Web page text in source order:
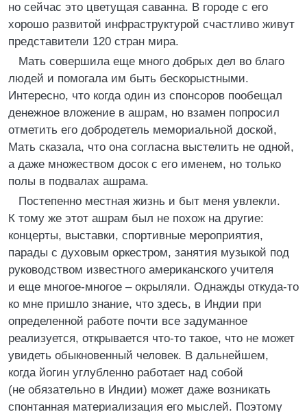
но сейчас это цветущая саванна. В городе с его
хорошо развитой инфраструктурой счастливо живут
представители 120 стран мира.
Мать совершила еще много добрых дел во благо
людей и помогала им быть бескорыстными.
Интересно, что когда один из спонсоров пообещал
денежное вложение в ашрам, но взамен попросил
отметить его добродетель мемориальной доской,
Мать сказала, что она согласна выстелить не одной,
а даже множеством досок с его именем, но только
полы в подвалах ашрама.
Постепенно местная жизнь и быт меня увлекли.
К тому же этот ашрам был не похож на другие:
концерты, выставки, спортивные мероприятия,
парады с духовым оркестром, занятия музыкой под
руководством известного американского учителя
и еще многое-многое – окрыляли. Однажды откуда-то
ко мне пришло знание, что здесь, в Индии при
определенной работе почти все задуманное
реализуется, открывается что-то такое, что не может
увидеть обыкновенный человек. В дальнейшем,
когда йогин углубленно работает над собой
(не обязательно в Индии) может даже возникать
спонтанная материализация его мыслей. Поэтому